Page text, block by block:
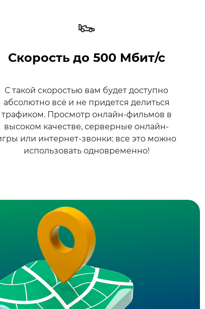
Скорость до 500 Мбит/с
С такой скоростью вам будет доступно
абсолютно всё и не придется делиться
трафиком. Просмотр онлайн-фильмов в
высоком качестве, серверные онлайн-
или интернет-звонки: все это можно
использовать одновременно!